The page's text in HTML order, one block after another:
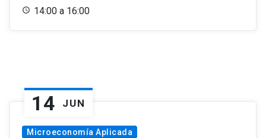
14:00 a 16:00
14 JUN
Microeconomía Aplicada